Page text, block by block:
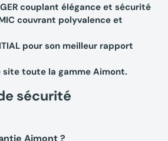
couplant élégance et sécurité
couvrant polyvalence et
pour son meilleur rapport
site toute la gamme Aimont.
sécurité
Aimont ?